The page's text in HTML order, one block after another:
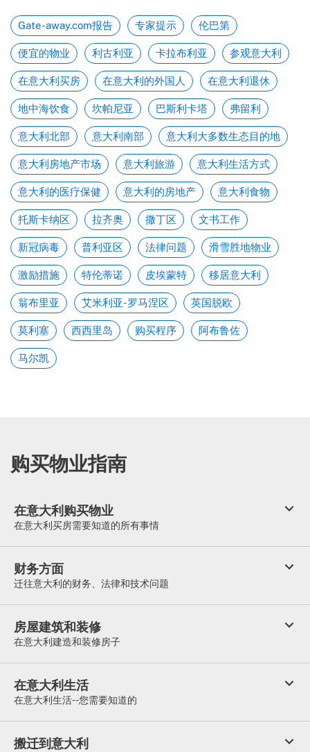
Gate-away.com报告 专家提示 伦巴第
便宜的物业 利古利亚 卡拉布利亚 参观意大利
在意大利买房 在意大利的外国人 在意大利退休
地中海饮食 坎帕尼亚 巴斯利卡塔 弗留利
意大利北部 意大利南部 意大利大多数生态目的地
意大利房地产市场 意大利旅游 意大利生活方式
意大利的医疗保健 意大利的房地产 意大利食物
托斯卡纳区 拉齐奥 撒丁区 文书工作
新冠病毒 普利亚区 法律问题 滑雪胜地物业
激励措施 特伦蒂诺 皮埃蒙特 移居意大利
翁布里亚 艾米利亚-罗马涅区 英国脱欧
莫利塞 西西里岛 购买程序 阿布鲁佐
马尔凯
购买物业指南
在意大利购买物业
在意大利买房需要知道的所有事情
财务方面
迁往意大利的财务、法律和技术问题
房屋建筑和装修
在意大利建造和装修房子
在意大利生活
在意大利生活--您需要知道的
搬迁到意大利